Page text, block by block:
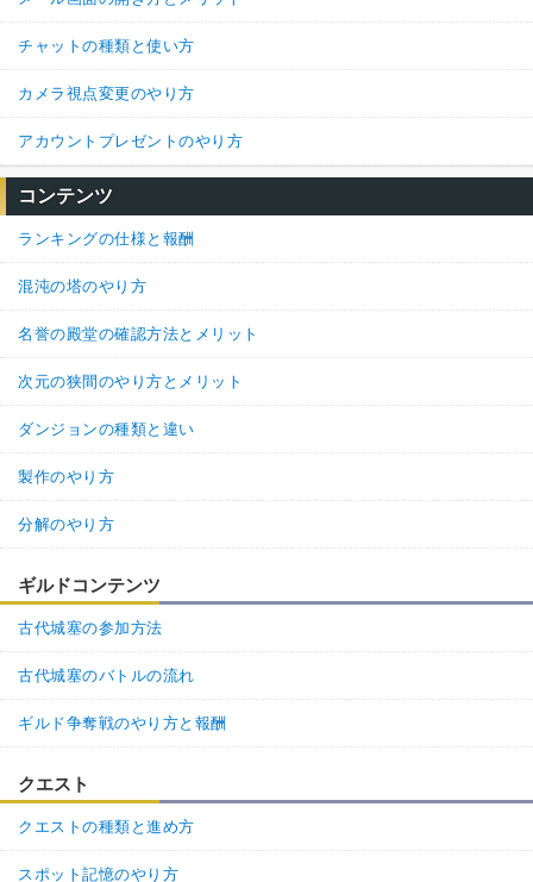
チャットの種類と使い方
カメラ視点変更のやり方
アカウントプレゼントのやり方
コンテンツ
ランキングの仕様と報酬
混沌の塔のやり方
名誉の殿堂の確認方法とメリット
次元の狭間のやり方とメリット
ダンジョンの種類と違い
製作のやり方
分解のやり方
ギルドコンテンツ
古代城塞の参加方法
古代城塞のバトルの流れ
ギルド争奪戦のやり方と報酬
クエスト
クエストの種類と進め方
スポット記憶のやり方